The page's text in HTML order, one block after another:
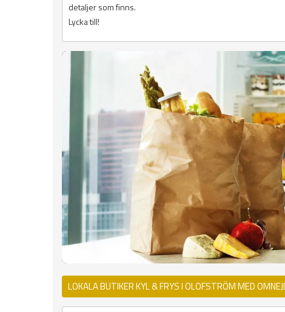
detaljer som finns.
Lycka till!
LOKALA BUTIKER KYL & FRYS I OLOFSTRÖM MED